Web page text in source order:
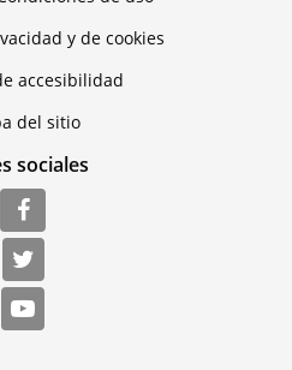
y de cookies
accesibilidad
del sitio
sociales